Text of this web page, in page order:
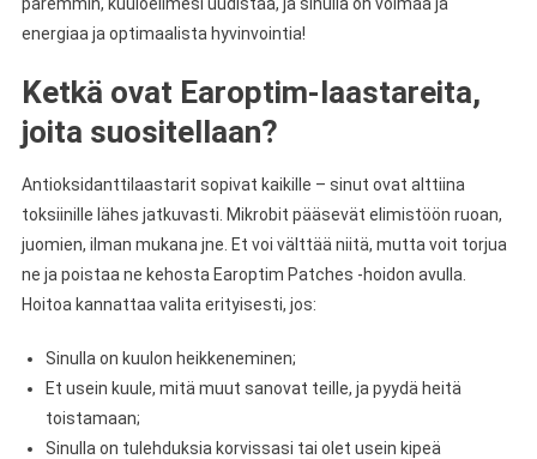
energiaa ja optimaalista hyvinvointia!
Ketkä ovat Earoptim-laastareita,
joita suositellaan?
Antioksidanttilaastarit sopivat kaikille – sinut ovat alttiina
toksiinille lähes jatkuvasti. Mikrobit pääsevät elimistöön ruoan,
juomien, ilman mukana jne. Et voi välttää niitä, mutta voit torjua
ne ja poistaa ne kehosta Earoptim Patches -hoidon avulla.
Hoitoa kannattaa valita erityisesti, jos:
Sinulla on kuulon heikkeneminen;
Et usein kuule, mitä muut sanovat teille, ja pyydä heitä
toistamaan;
Sinulla on tulehduksia korvissasi tai olet usein kipeä